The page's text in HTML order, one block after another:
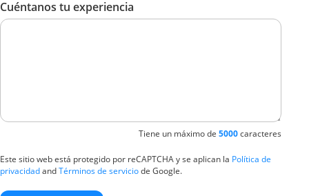
Cuéntanos tu experiencia
Tiene un máximo de 5000caracteres
Este sitio web está protegido por reCAPTCHA y se aplican la Política de
privacidadandTérminos de serviciode Google.